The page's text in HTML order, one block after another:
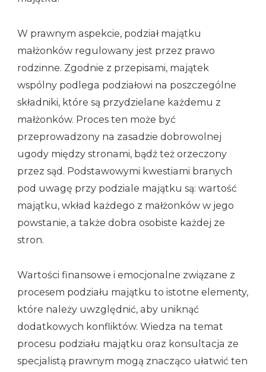
W prawnym aspekcie, podział majątku
małżonków regulowany jest przez prawo
rodzinne. Zgodnie z przepisami, majątek
wspólny podlega podziałowi na poszczególne
składniki, które są przydzielane każdemu z
małżonków. Proces ten może być
przeprowadzony na zasadzie dobrowolnej
ugody między stronami, bądź też orzeczony
przez sąd. Podstawowymi kwestiami branych
pod uwagę przy podziale majątku są: wartość
majątku, wkład każdego z małżonków w jego
powstanie, a także dobra osobiste każdej ze
stron.
Wartości finansowe i emocjonalne związane z
procesem podziału majątku to istotne elementy,
które należy uwzględnić, aby uniknąć
dodatkowych konfliktów. Wiedza na temat
procesu podziału majątku oraz konsultacja ze
specjalistą prawnym mogą znacząco ułatwić ten